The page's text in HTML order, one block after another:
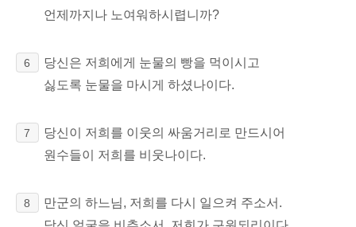
언제까지나 노여워하시렵니까?
6
당신은 저희에게 눈물의 빵을 먹이시고
싫도록 눈물을 마시게 하셨나이다.
7
당신이 저희를 이웃의 싸움거리로 만드시어
원수들이 저희를 비웃나이다.
8
만군의 하느님, 저희를 다시 일으켜 주소서.